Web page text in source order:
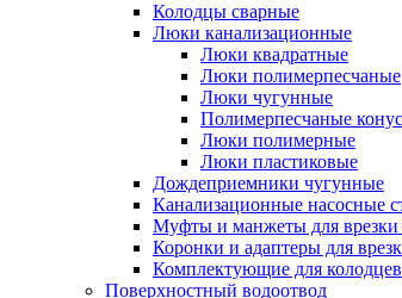
Колодцы сварные
Люки канализационные
Люки квадратные
Люки полимерпесчаные
Люки чугунные
Полимерпесчаные
Люки полимерные
Люки пластиковые
Дождеприемники чугунные
Канализационные насосные
Муфты и манжеты для врезки
Коронки и адаптеры для
Комплектующие для колодцев
Поверхностный водоотвод